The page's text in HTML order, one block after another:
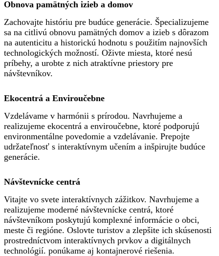
Obnova pamätných izieb a domov
Zachovajte históriu pre budúce generácie. Špecializujeme
sa na citlivú obnovu pamätných domov a izieb s dôrazom
na autenticitu a historickú hodnotu s použitím najnovších
technologických možností. Oživte miesta, ktoré nesú
príbehy, a urobte z nich atraktívne priestory pre
návštevníkov.
Ekocentrá a Enviroučebne
Vzdelávame v harmónii s prírodou. Navrhujeme a
realizujeme ekocentrá a enviroučebne, ktoré podporujú
environmentálne povedomie a vzdelávanie. Prepojte
udržateľnosť s interaktívnym učením a inšpirujte budúce
generácie.
Návštevnícke centrá
Vitajte vo svete interaktívnych zážitkov. Navrhujeme a
realizujeme moderné návštevnícke centrá, ktoré
návštevníkom poskytujú komplexné informácie o obci,
meste či regióne. Oslovte turistov a zlepšite ich skúsenosti
prostredníctvom interaktívnych prvkov a digitálnych
technológií. ponúkame aj kontajnerové riešenia.